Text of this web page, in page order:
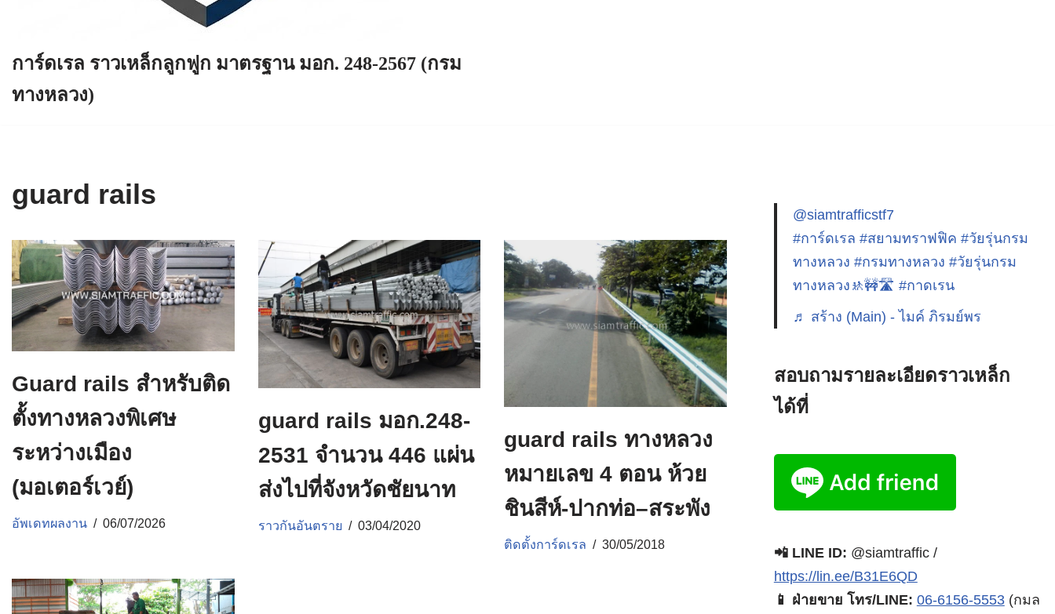
การ์ดเรล ราวเหล็กลูกฟูก มาตรฐาน มอก. 248-2567 (กรม
ทางหลวง)
guard rails
Guard rails สำหรับติด
ตั้งทางหลวงพิเศษ
ระหว่างเมือง
(มอเตอร์เวย์)
อัพเดทผลงาน 06/07/2026
guard rails มอก.248-
2531 จำนวน 446 แผ่น
ส่งไปที่จังหวัดชัยนาท
ราวกันอันตราย 03/04/2020
guard rails ทางหลวง
หมายเลข 4 ตอน ห้วย
ชินสีห์-ปากท่อ–สระพัง
ติดตั้งการ์ดเรล 30/05/2018
@siamtrafficstf7
#การ์ดเรล #สยามทราฟฟิค #วัยรุ่นกรม
ทางหลวง #กรมทางหลวง #วัยรุ่นกรม
ทางหลวง🚸🚧🛣️ #กาดเรน
♬ สร้าง (Main) - ไมค์ ภิรมย์พร
สอบถามรายละเอียดราวเหล็ก
ได้ที่
📲 LINE ID: @siamtraffic /
https://lin.ee/B31E6QD
📱 ฝ่ายขาย โทร/LINE: 06-6156-5553(กมล